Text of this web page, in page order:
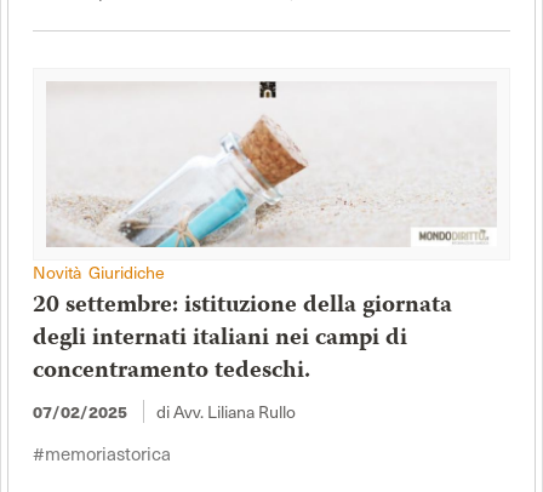
Novità Giuridiche
20 settembre: istituzione della giornata
degli internati italiani nei campi di
concentramento tedeschi.
07/02/2025 di Avv. Liliana Rullo
#memoriastorica